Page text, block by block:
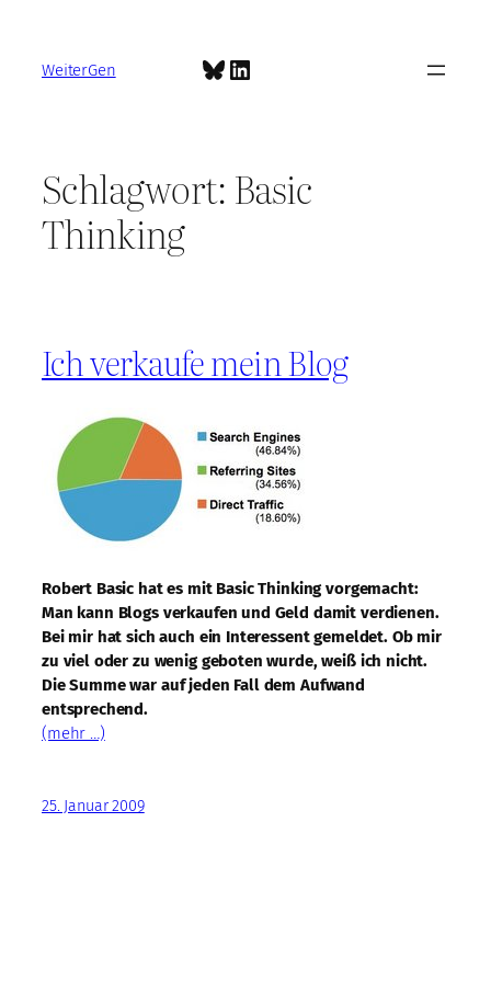
springen
WeiterGen Bluesky
LinkedIn
Schlagwort: Basic
Thinking
Ich verkaufe mein Blog
Robert Basic hat es mit Basic Thinking vorgemacht:
Man kann Blogs verkaufen und Geld damit verdienen.
Bei mir hat sich auch ein Interessent gemeldet. Ob mir
zu viel oder zu wenig geboten wurde, weiß ich nicht.
Die Summe war auf jeden Fall dem Aufwand
entsprechend.
(mehr …)
25. Januar 2009